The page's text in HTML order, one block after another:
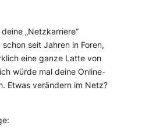
„Netzkarriere“
seit Jahren in Foren,
eine ganze Latte von
würde mal deine Online-
Etwas verändern im Netz?